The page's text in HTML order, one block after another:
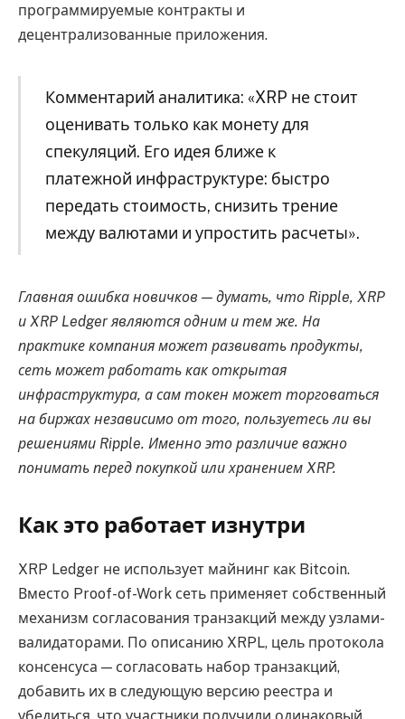
программируемые контракты и
децентрализованные приложения.
Комментарий аналитика: «XRP не стоит
оценивать только как монету для
спекуляций. Его идея ближе к
платежной инфраструктуре: быстро
передать стоимость, снизить трение
между валютами и упростить расчеты».
Главная ошибка новичков — думать, что Ripple, XRP
и XRP Ledger являются одним и тем же. На
практике компания может развивать продукты,
сеть может работать как открытая
инфраструктура, а сам токен может торговаться
на биржах независимо от того, пользуетесь ли вы
решениями Ripple. Именно это различие важно
понимать перед покупкой или хранением XRP.
Как это работает изнутри
XRP Ledger не использует майнинг как Bitcoin.
Вместо Proof-of-Work сеть применяет собственный
механизм согласования транзакций между узлами-
валидаторами. По описанию XRPL, цель протокола
консенсуса — согласовать набор транзакций,
добавить их в следующую версию реестра и